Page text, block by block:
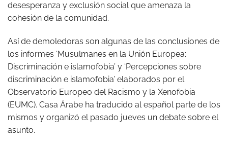
desesperanza y exclusión social que amenaza la
cohesión de la comunidad.
Así de demoledoras son algunas de las conclusiones de
los informes ‘Musulmanes en la Unión Europea:
Discriminación e islamofobia’ y ‘Percepciones sobre
discriminación e islamofobia’ elaborados por el
Observatorio Europeo del Racismo y la Xenofobia
(EUMC). Casa Árabe ha traducido al español parte de los
mismos y organizó el pasado jueves un debate sobre el
asunto.